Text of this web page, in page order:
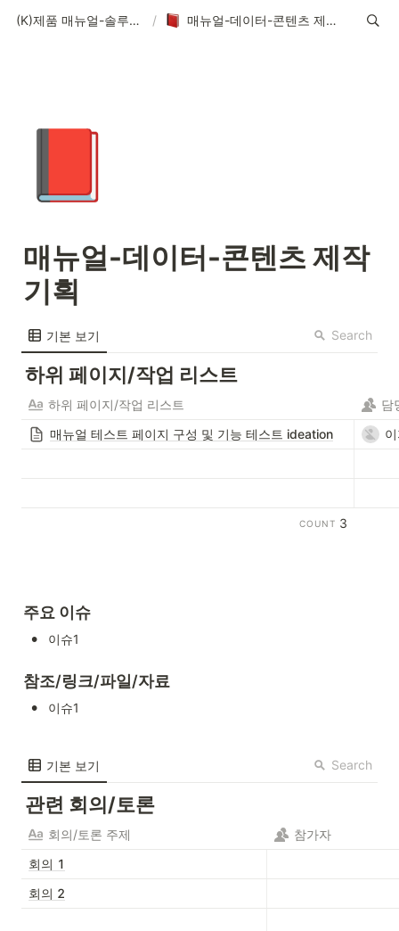
(K)제품 매뉴얼-솔루션-데이터-콘텐츠 / 매뉴얼-데이터-콘텐츠 제작 기획
매뉴얼-데이터-콘텐츠 제작
기획
기본 보기 Search
하위 페이지/작업 리스트
하위 페이지/작업 리스트
담
매뉴얼 테스트 페이지 구성 및 기능 테스트 ideation
COUNT 3
주요 이슈
• 이슈1
참조/링크/파일/자료
• 이슈1
기본 보기 Search
관련 회의/토론
회의/토론 주제
참가자
회의 1
회의 2